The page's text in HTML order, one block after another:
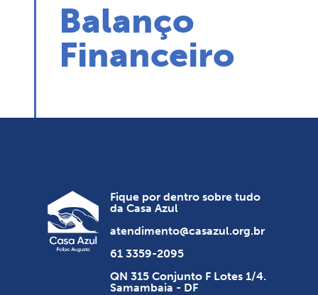
Balanço
Financeiro
Fique por dentro sobre tudo
da Casa Azul
atendimento@casazul.org.br
61 3359-2095
QN 315 Conjunto F Lotes 1/4.
Samambaia - DF